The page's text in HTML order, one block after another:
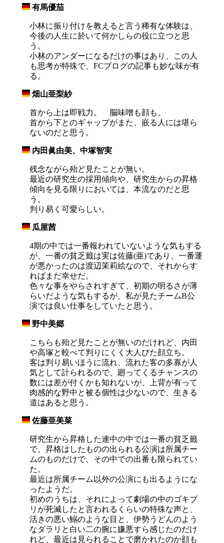
有馬優茄
小林に振り付けを教えると言う稀有な体験は、
今後の人生に於いて何かしらの役に立つと思
う。
小林のアンダーになるだけの事はあり、この人
も思考が特殊で、FCブログの記事も妙な味が有
る。
畑山亜梨紗
首から上は即戦力。 脳味噌も顔も。
首から下とのギャップがまた、嵌る人には堪ら
ないのだと思う。
内田眞由美、中塚智実
残念ながら殆ど見たことが無い。
最近の研究生の採用傾向や、研究生からの昇格
傾向を見る限りにおいては、本流なのだと思
う。
判り易く可愛らしい。
瓜屋茜
4期の中では一番報われていないような気もする
が、一番の貧乏籤は実は佐藤(亜)であり、一番運
が悪かったのは渡辺茉莉絵なので、それからす
ればまだ幸せだ。
色々な事をやらされすぎて、初期の明るさが薄
らいだような気もするが、私が見たチームB公
演では良い仕事をしていたと思う。
野中美郷
こちらも殆ど見たことが無いのだけれど、内田
や高塚と較べて判りにくく大人びた顔立ち。
客は判り易いほうに流れ、流れた客の多寡が人
気として計られるので、廻ってくるチャンスの
数には差が付くかも知れないが、上背が有って
肉感的な野中と被る個性は少ないので、生きる
道はあると思う。
佐藤亜美菜
研究生から昇格した連中の中では一番の貧乏籤
で、昇格はしたものの出られる公演は所属チー
ムのものだけで、その中での出番も限られてい
た。
最近は所属チーム以外の公演にも出るようにな
ったようだ。
初めのうちは、それによって劇場の中のゴキブ
リが死滅したと言われるくらいの特殊な声と、
活きの悪い鰯のような目と、伊勢うどんのよう
なダラリと白い二の腕に嫌悪すら感じたのだけ
れど、最近は見られることで磨かれたのか顔も